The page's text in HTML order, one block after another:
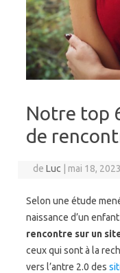
Notre top
de
deLuc mai 18, 2023
Selon une étude
naissance d’un
rencontre sur un
ceux qui sont à la
vers l’antre 2.0 des